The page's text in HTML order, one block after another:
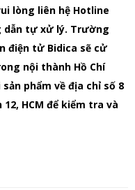
lòng liên hệ Hotline
dẫn tự xử lý. Trường
điện tử Bidica sẽ cử
nội thành Hồ Chí
phẩm về địa chỉ số 8
12, HCM để kiểm tra và